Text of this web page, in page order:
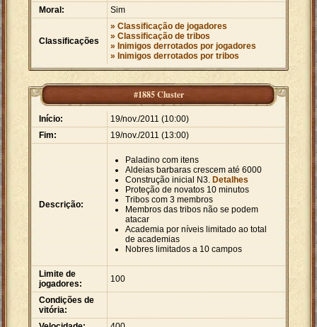
Moral: Sim
Classificações
» Classificação de jogadores
» Classificação de tribos
» Inimigos derrotados por jogadores
» Inimigos derrotados por tribos
#1885 Cluster
Início:
19/nov./2011 (10:00)
Fim:
19/nov./2011 (13:00)
Descrição:
Paladino com itens
Aldeias barbaras crescem até 6000
Construção inicial N3. Detalhes
Proteção de novatos 10 minutos
Tribos com 3 membros
Membros das tribos não se podem
atacar
Academia por níveis limitado ao total
de academias
Nobres limitados a 10 campos
Limite de
jogadores:
100
Condições de
vitória: